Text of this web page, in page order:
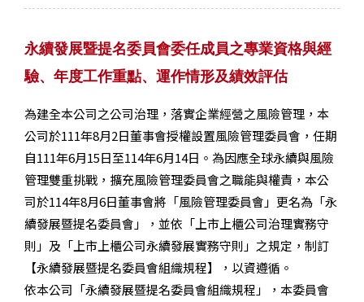
永續發展暨提名委員會委任成員之專業資格與經
驗、年度工作重點、運作情形及績效評估
為建全本公司之公司治理，落實企業經營之風險管理，本
公司於111年8月2日董事會授權設置風險管理委員會，任期
自111年6月15日至114年6月14日。為因應全球永續與風險
管理雙重挑戰，擴充風險管理委員會之職能與權責，本公
司於114年8月6日董事會將「風險管理委員會」更名為「永
續發展暨提名委員會」，並依「上市上櫃公司治理實務守
則」及「上市上櫃公司永續發展實務守則」之規定，制訂
【永續發展暨提名委員會組織規程】，以資遵循。
依本公司「永續發展暨提名委員會組織規程」，本委員會